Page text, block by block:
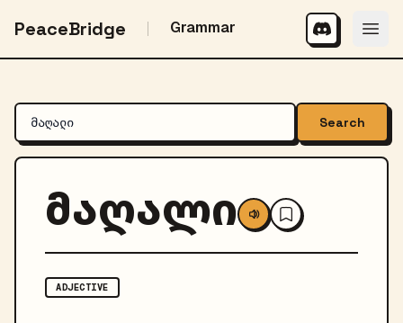
PeaceBridge Grammar
Search
მაღალი
ADJECTIVE